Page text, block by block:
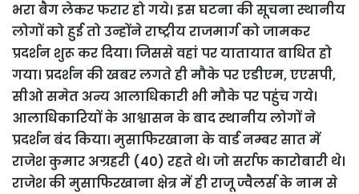
भरा बैग लेकर फरार हो गये। इस घटना की सूचना स्थानीय
लोगों को हुई तो उन्होंने राष्ट्रीय राजमार्ग को जामकर
प्रदर्शन शुरू कर दिया। जिससे वहां पर यातायात बाधित हो
गया। प्रदर्शन की खबर लगते ही मौके पर एडीएम, एएसपी,
सीओ समेत अन्य आलाधिकारी भी मौके पर पहुंच गये।
आलाधिकारियों के आश्वासन के बाद स्थानीय लोगों ने
प्रदर्शन बंद किया। मुसाफिरखाना के वार्ड नम्बर सात में
राजेश कुमार अग्रहरी (40) रहते थे। जो सर्राफ कारोबारी थे।
राजेश की मुसाफिरखाना क्षेत्र में ही राजू ज्वैलर्स के नाम से